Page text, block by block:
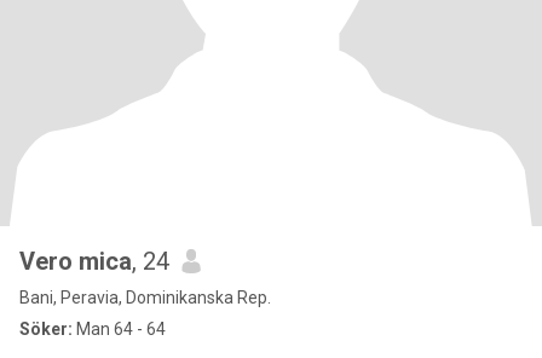
Vero mica, 24
Bani, Peravia, Dominikanska Rep.
Söker: Man 64 - 64